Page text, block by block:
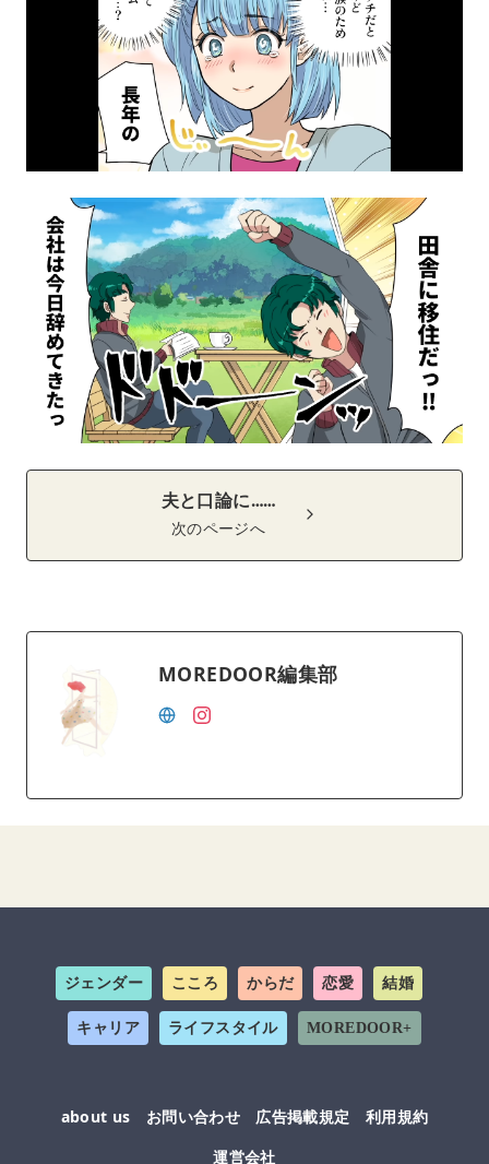
夫と口論に……
次のページへ
MOREDOOR編集部
ジェンダー こころ からだ 恋愛 結婚
キャリア ライフスタイル MOREDOOR+
about us お問い合わせ 広告掲載規定
利用規約
運営会社